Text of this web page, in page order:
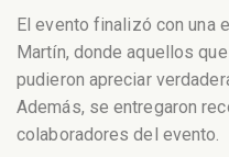
El evento finalizó con una
Martín, donde aquellos
pudieron apreciar
Además, se entregaron
colaboradores del evento.